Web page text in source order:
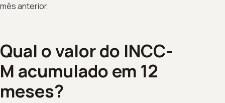
mês anterior.
Qual o valor do INCC-
M acumulado em 12
meses?